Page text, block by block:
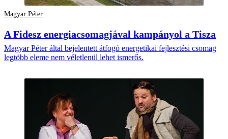
Magyar Péter
A Fidesz energiacsomagjával kampányol a Tisza
Magyar Péter által bejelentett átfogó energetikai fejlesztési csomag
legtöbb eleme nem véletlenül lehet ismerős.